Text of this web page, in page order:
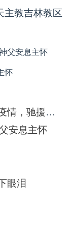
主教吉林教区
父安息主怀
怀
吉林：吉林教区积极筹款，抗击疫情，驰援武汉
安息主怀
眼泪